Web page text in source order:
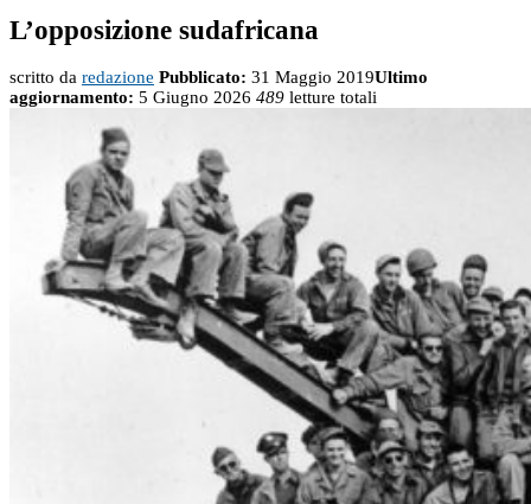
L’opposizione sudafricana
scritto da redazione Pubblicato: 31 Maggio 2019Ultimo
aggiornamento: 5 Giugno 2026 489 letture totali